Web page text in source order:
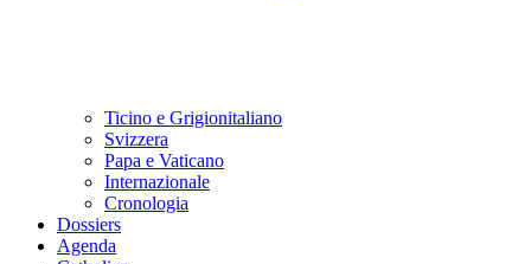
Ticino e Grigionitaliano
Svizzera
Papa e Vaticano
Internazionale
Cronologia
Dossiers
Agenda